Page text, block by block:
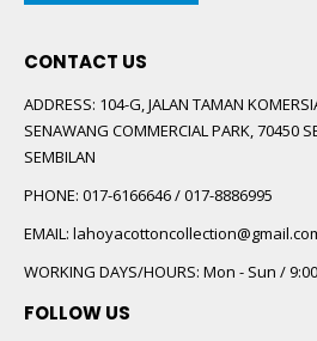
CONTACT US
ADDRESS: 104-G, JALAN TAMAN
SENAWANG COMMERCIAL PARK, 70450
SEMBILAN
PHONE: 017-6166646 / 017-8886995
EMAIL:
WORKING DAYS/HOURS: Mon - Sun /
FOLLOW US